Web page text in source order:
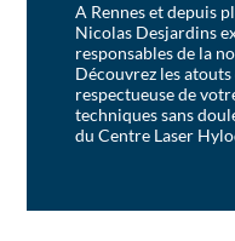
A Rennes et depuis
Nicolas Desjardins
responsables de la
Découvrez les
respectueuse de
techniques sans
du Centre Laser